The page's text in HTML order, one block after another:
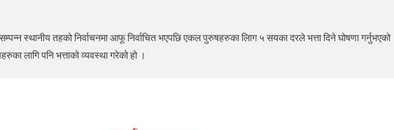
(नामावलीसहित)
स्थानीय तहको निर्वाचनमा आफू निर्वाचित भएपछि एकल पुरुषहरुका लािग ५ सयका दरले भत्ता दिने घोषणा गर्नुभएको
लागि पनि भत्ताको व्यवस्था गरेको हो ।